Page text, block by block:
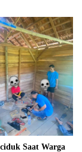
Saat Warga